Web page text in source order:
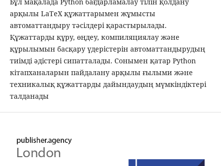
арқылы LaTeX құжаттарымен жұмысты
автоматтандыру тәсілдері қарастырылады.
Құжаттарды құру, өңдеу, компиляциялау және
құрылымын басқару үдерістерін автоматтандырудың
тиімді әдістері сипатталады. Сонымен қатар Python
кітапханаларын пайдалану арқылы ғылыми және
техникалық құжаттарды дайындаудың мүмкіндіктері
талданады